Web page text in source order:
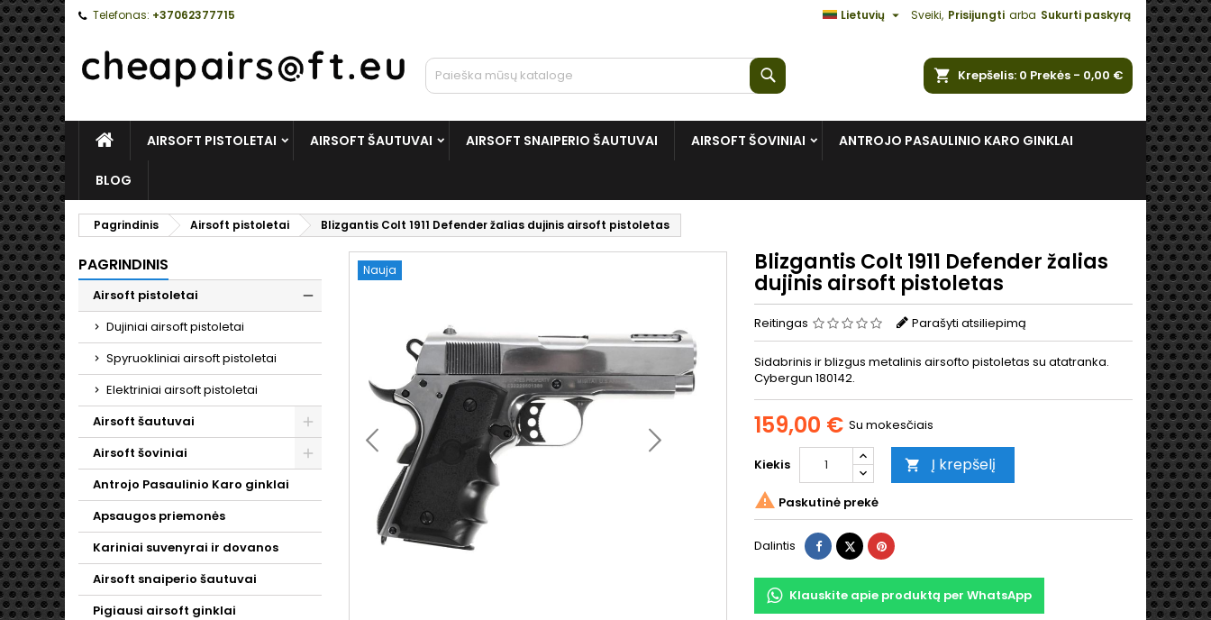
Telefonas: +37062377715 Sveiki, Prisijungti arba Sukurti paskyrą
Lietuvių 
Krepšelis 0 Prekės - 0,00 €
PAGRINDINIS
AIRSOFT PISTOLETAI AIRSOFT ŠAUTUVAI AIRSOFT SNAIPERIO ŠAUTUVAI AIRSOFT ŠOVINIAI ANTROJO PASAULINIO KARO GINKLAI
BLOG
Pagrindinis Airsoft pistoletai Blizgantis Colt 1911 Defender žalias dujinis airsoft pistoletas
PAGRINDINIS
Airsoft pistoletai
Dujiniai airsoft pistoletai
Spyruokliniai airsoft pistoletai
Elektriniai airsoft pistoletai
Airsoft šautuvai
Toggle
Airsoft šoviniai
Toggle
Antrojo Pasaulinio Karo ginklai
Apsaugos priemonės
Kariniai suvenyrai ir dovanos
Airsoft snaiperio šautuvai
Pigiausi airsoft ginklai
Nauja Blizgantis Colt 1911 Defender žalias
dujinis airsoft pistoletas
Reitingas Parašyti atsiliepimą
Sidabrinis ir blizgus metalinis airsofto pistoletas su atatranka.
Cybergun 180142.
159,00 € Su mokesčiais
Kiekis  Į krepšelį
 Paskutinė prekė
Dalintis DalintisTwitterPinterest
Klauskite apie produktą per WhatsApp